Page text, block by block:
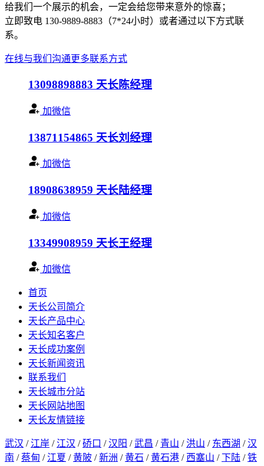
给我们一个展示的机会，一定会给您带来意外的惊喜；
立即致电 130-9889-8883（7*24小时）或者通过以下方式联
系。
在线与我们沟通更多联系方式
13098898883 天长陈经理
加微信
13871154865 天长刘经理
加微信
18908638959 天长陆经理
加微信
13349908959 天长王经理
加微信
首页
天长公司简介
天长产品中心
天长知名客户
天长成功案例
天长新闻资讯
联系我们
天长城市分站
天长网站地图
天长友情链接
武汉 / 江岸 / 江汉 /硚口 /汉阳 /武昌 / 青山 / 洪山 / 东西湖 /汉
南 /蔡甸 / 江夏 /黄陂 /新洲 /黄石 /黄石港 / 西塞山 /下陆 /铁